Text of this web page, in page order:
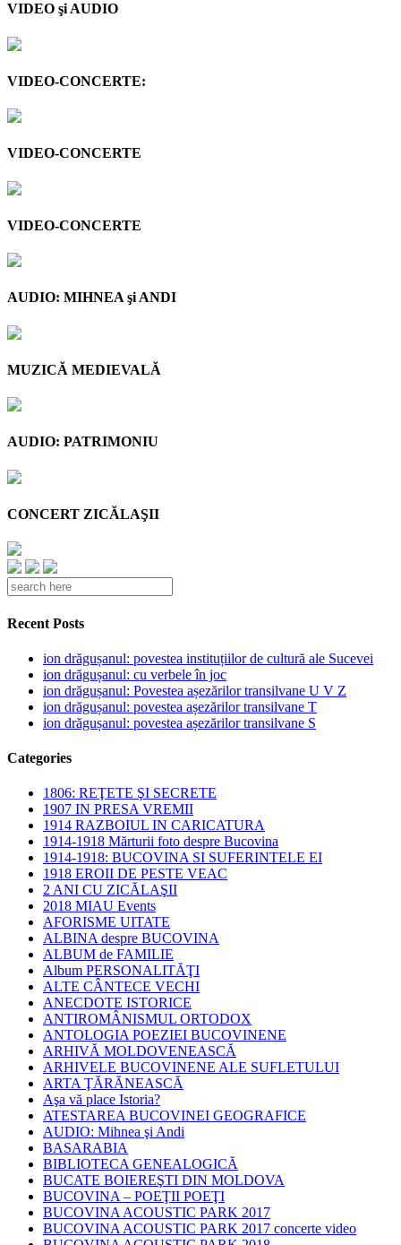
VIDEO şi AUDIO
VIDEO-CONCERTE:
VIDEO-CONCERTE
VIDEO-CONCERTE
AUDIO: MIHNEA şi ANDI
MUZICĂ MEDIEVALĂ
AUDIO: PATRIMONIU
CONCERT ZICĂLAŞII
Recent Posts
ion drăgușanul: povestea instituțiilor de cultură ale Sucevei
ion drăgușanul: cu verbele în joc
ion drăgușanul: Povestea așezărilor transilvane U V Z
ion drăgușanul: povestea așezărilor transilvane T
ion drăgușanul: povestea așezărilor transilvane S
Categories
1806: REŢETE ŞI SECRETE
1907 IN PRESA VREMII
1914 RAZBOIUL IN CARICATURA
1914-1918 Mărturii foto despre Bucovina
1914-1918: BUCOVINA SI SUFERINTELE EI
1918 EROII DE PESTE VEAC
2 ANI CU ZICĂLAŞII
2018 MIAU Events
AFORISME UITATE
ALBINA despre BUCOVINA
ALBUM de FAMILIE
Album PERSONALITĂŢI
ALTE CÂNTECE VECHI
ANECDOTE ISTORICE
ANTIROMÂNISMUL ORTODOX
ANTOLOGIA POEZIEI BUCOVINENE
ARHIVĂ MOLDOVENEASCĂ
ARHIVELE BUCOVINENE ALE SUFLETULUI
ARTA ŢĂRĂNEASCĂ
Aşa vă place Istoria?
ATESTAREA BUCOVINEI GEOGRAFICE
AUDIO: Mihnea şi Andi
BASARABIA
BIBLIOTECA GENEALOGICĂ
BUCATE BOIEREŞTI DIN MOLDOVA
BUCOVINA – POEŢII POEŢI
BUCOVINA ACOUSTIC PARK 2017
BUCOVINA ACOUSTIC PARK 2017 concerte video